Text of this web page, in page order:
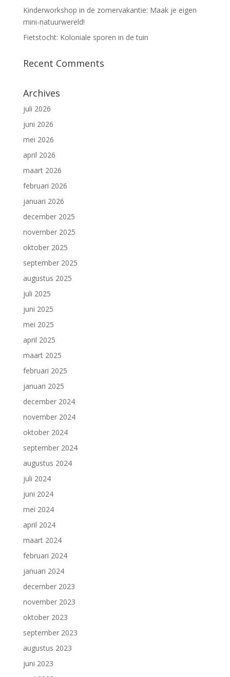
Kinderworkshop in de zomervakantie: Maak je eigen
mini-natuurwereld!
Fietstocht: Koloniale sporen in de tuin
Recent Comments
Archives
juli 2026
juni 2026
mei 2026
april 2026
maart 2026
februari 2026
januari 2026
december 2025
november 2025
oktober 2025
september 2025
augustus 2025
juli 2025
juni 2025
mei 2025
april 2025
maart 2025
februari 2025
januari 2025
december 2024
november 2024
oktober 2024
september 2024
augustus 2024
juli 2024
juni 2024
mei 2024
april 2024
maart 2024
februari 2024
januari 2024
december 2023
november 2023
oktober 2023
september 2023
augustus 2023
juni 2023